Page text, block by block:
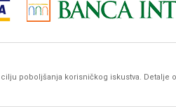
u mp cenu. Zadržavamo pravo promene
fotografijama i cenama. Ipak, ne možemo
poboljšanja korisničkog iskustva. Detalje